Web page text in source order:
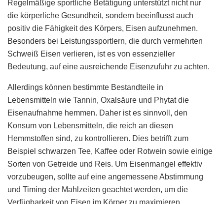
Regelmäßige sportliche Betätigung unterstützt nicht nur
die körperliche Gesundheit, sondern beeinflusst auch
positiv die Fähigkeit des Körpers, Eisen aufzunehmen.
Besonders bei Leistungssportlern, die durch vermehrten
Schweiß Eisen verlieren, ist es von essenzieller
Bedeutung, auf eine ausreichende Eisenzufuhr zu achten.
Allerdings können bestimmte Bestandteile in
Lebensmitteln wie Tannin, Oxalsäure und Phytat die
Eisenaufnahme hemmen. Daher ist es sinnvoll, den
Konsum von Lebensmitteln, die reich an diesen
Hemmstoffen sind, zu kontrollieren. Dies betrifft zum
Beispiel schwarzen Tee, Kaffee oder Rotwein sowie einige
Sorten von Getreide und Reis. Um Eisenmangel effektiv
vorzubeugen, sollte auf eine angemessene Abstimmung
und Timing der Mahlzeiten geachtet werden, um die